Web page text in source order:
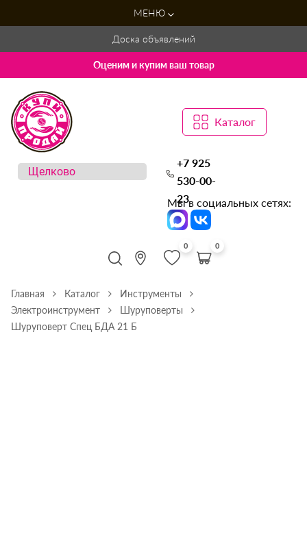
МЕНЮ
Доска объявлений
Оценим и купим ваш товар
Каталог
+7 925
530-00-
23
Мы в социальных сетях:
0 0
Главная Каталог
Инструменты
Электроинструмент
Шуруповерты
Шуруповерт Спец БДА 21 Б